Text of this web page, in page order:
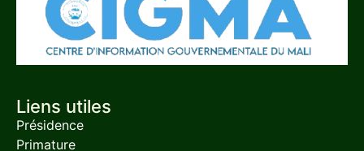
Liens utiles
Présidence
Primature